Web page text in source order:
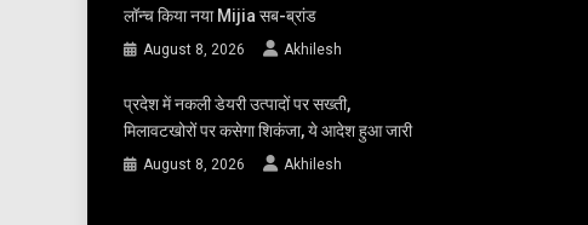
लॉन्च किया नया Mijia सब-ब्रांड
August 8, 2026 Akhilesh
प्रदेश में नकली डेयरी उत्पादों पर सख्ती,
मिलावटखोरों पर कसेगा शिकंजा, ये आदेश हुआ जारी
August 8, 2026 Akhilesh